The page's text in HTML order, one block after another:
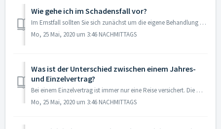
Wie gehe ich im Schadensfall vor?
Im Ernstfall sollten Sie sich zunächst um die eigene Behandlung kümmern. Rufen Sie den Notdienst des Reiselandes an und erbitten um Hilfe. Bei Sachschäden k...
Mo, 25 Mai, 2020 um 3:46 NACHMITTAGS
Was ist der Unterschied zwischen einem Jahres-
und Einzelvertrag?
Bei einem Einzelvertrag ist immer nur eine Reise versichert. Die maximal versicherte Dauer dieser Reise variiert je nach Vertragsart und Versicherer. Sie kö...
Mo, 25 Mai, 2020 um 3:46 NACHMITTAGS